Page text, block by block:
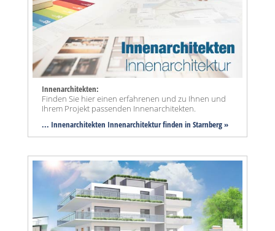
Innenarchitekten:
Finden Sie hier einen erfahrenen und zu Ihnen und
Ihrem Projekt passenden Innenarchitekten.
... Innenarchitekten Innenarchitektur finden in Starnberg »